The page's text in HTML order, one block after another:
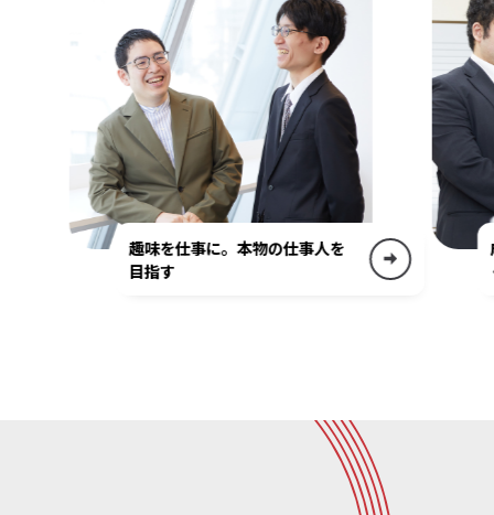
趣味を仕事に。本物の仕事人を
目指す